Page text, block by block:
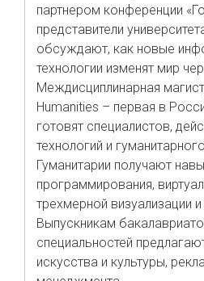
партнером конференции
представители
обсуждают, как новые
технологии изменят мир
Междисциплинарная
Humanities – первая в
готовят специалистов,
технологий и
Гуманитарии получают
программирования,
трехмерной визуализации
Выпускникам
специальностей
искусства и культуры,